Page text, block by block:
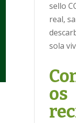
sello
real,
sola
os